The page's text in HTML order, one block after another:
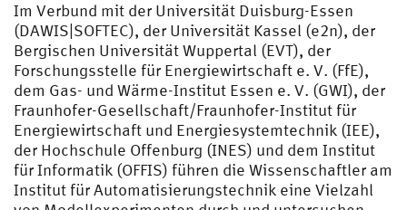
Im Verbund mit der Universität Duisburg-Essen
(DAWIS|SOFTEC), der Universität Kassel (e2n), der
Bergischen Universität Wuppertal (EVT), der
Forschungsstelle für Energiewirtschaft e. V. (FfE),
dem Gas- und Wärme-Institut Essen e. V. (GWI), der
Fraunhofer-Gesellschaft/Fraunhofer-Institut für
Energiewirtschaft und Energiesystemtechnik (IEE),
der Hochschule Offenburg (INES) und dem Institut
für Informatik (OFFIS) führen die Wissenschaftler am
Institut für Automatisierungstechnik eine Vielzahl